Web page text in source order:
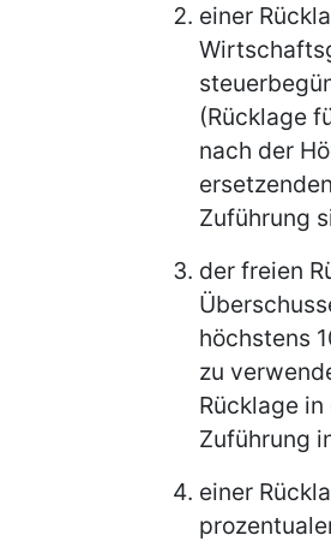
einer
(Rücklage
nach der
Zuführung
der freien
höchstens
zu
Rücklage
Zuführung
einer